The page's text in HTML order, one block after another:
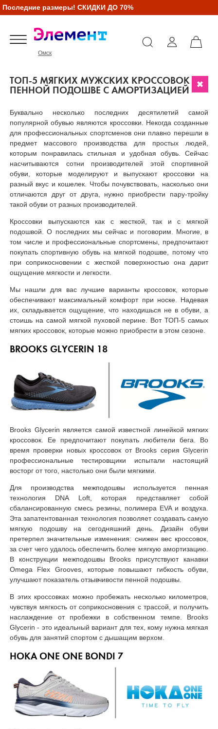
размеры! СКИДКИ ДО 70%
Омск
ТОП-5 МЯГКИХ МУЖСКИХ КРОССОВОК НА
ПЕННОЙ ПОДОШВЕ С АМОРТИЗАЦИЕЙ
Буквально несколько последних десятилетий самой
популярной обувью являются кроссовки. Некогда созданные
для профессиональных спортсменов они плавно перешли в
предмет массового производства для простых людей,
которым понравилась стильная и удобная обувь. Сейчас
насчитываются сотни производителей этой спортивной
обуви, которые моделируют и выпускают кроссовки на
разный вкус и кошелек. Чтобы почувствовать, насколько они
отличаются друг от друга, нужно приобрести пару-тройку
такой обуви от разных производителей.
Кроссовки выпускаются как с жесткой, так и с мягкой
подошвой. О последних мы сейчас и поговорим. Многие, в
том числе и профессиональные спортсмены, предпочитают
покупать спортивную обувь на мягкой подошве, потому что
при соприкосновении с жесткой поверхностью она дарит
ощущение мягкости и легкости.
Мы нашли для вас лучшие варианты кроссовок, которые
обеспечивают максимальный комфорт при носке. Надевая
их, складывается ощущение, что находишься не в обуви, а
стоишь на самой мягкой пуховой перине. Вот ТОП-5 самых
мягких кроссовок, которые можно приобрести в этом сезоне.
BROOKS GLYCERIN 18
Brooks Glycerin является самой известной линейкой мягких
кроссовок. Ее предпочитают покупать любители бега. Во
время проверки новых кроссовок от Brooks серия Glycerin
профессиональные тестировщики испытали настоящий
восторг от того, настолько они были мягкими.
Для производства межподошвы используется пенная
технология DNA Loft, которая представляет собой
сбалансированную смесь резины, полимера EVA и воздуха.
Эта запатентованная технология позволяет создавать самую
мягкую подошву на сегодняшний день. Дизайн обуви
претерпел значительные изменения: снижен вес кроссовок,
за счет чего удалось обеспечить более мягкую амортизацию.
В конструкции межподошвы Brooks присутствуют канавки
Omega Flex Grooves, которые повышают гибкость обуви,
улучшают показатель отзывчивости пенной подошвы.
В этих кроссовках можно пробежать несколько километров,
чувствуя мягкость от соприкосновения с трассой, и получить
наслаждение от пробежки в собственном темпе. Brooks
Glycerin - это идеальный вариант для тех, кому нужна мягкая
обувь для занятий спортом с дышащим верхом.
HOKA ONE ONE BONDI 7